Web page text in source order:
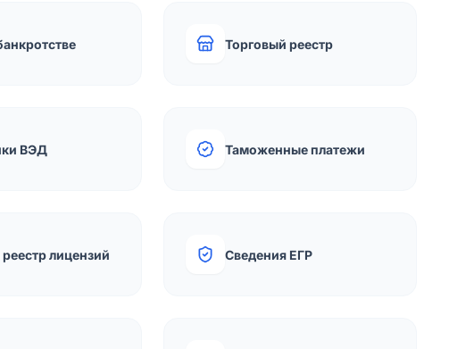
Торговый реестр
ВЭД Таможенные платежи
лицензий Сведения ЕГР